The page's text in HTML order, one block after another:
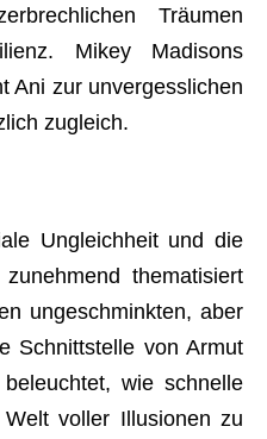
Träumen
Mikey Madisons
Ani zur unvergesslichen
zugleich.
Ungleichheit und die
thematisiert
ungeschminkten, aber
Schnittstelle von Armut
wie schnelle
voller Illusionen zu